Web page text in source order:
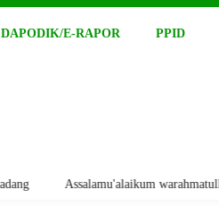
DAPODIK/E-RAPOR PPID
Assalamu'alaikum warahmatullahi